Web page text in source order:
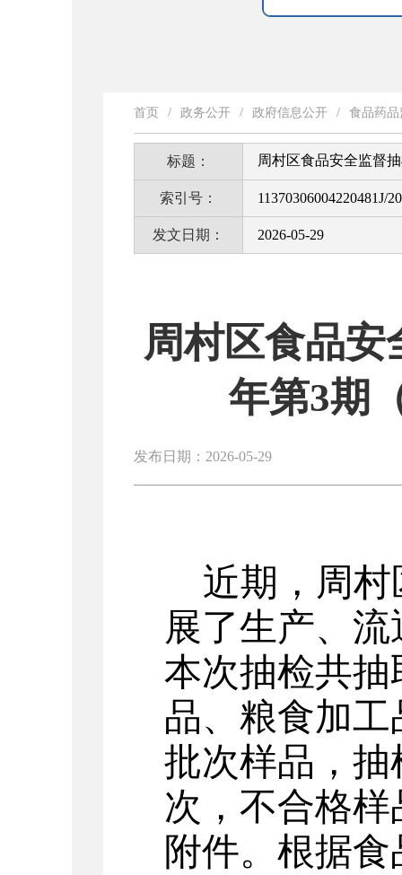
首页 / 政务公开 / 政府信息公开 / 食品药品
标题： 周村区食品安全监督
索引号： 11370306004220481J/
发文日期： 2026-05-29
周村区食品安
年第3期
发布日期：2026-05-29
近期，周
展了生产、
本次抽检共
品、粮食加
批次样品，
次，不合格样
附件。根据